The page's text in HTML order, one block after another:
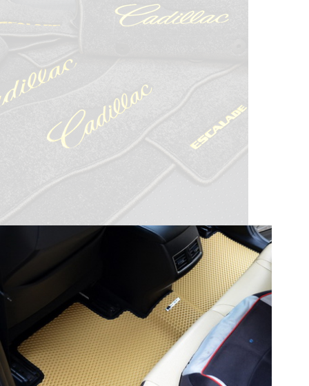
© ателье «Автоковрики
корпус 1.
На нашем сайте в целях
работоспособности
персональных данных,
браузером. Это,
и т.д. Если Вы